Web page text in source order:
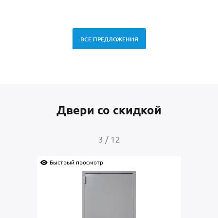
ВСЕ ПРЕДЛОЖЕНИЯ
Двери со скидкой
4 / 12
Быстрый просмотр